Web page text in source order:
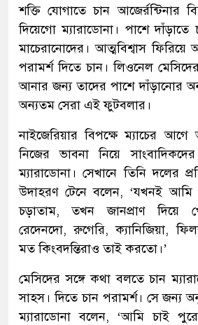
শক্তি যোগাতে চান আজের্রন্টিনার
দিয়েগো ম্যারাডোনা। পাশে
মাচেরানোদের। আত্মবিশ্বাস
পরামর্শ দিতে চান। লিওনেল
আনার জন্য তাদের পাশে দাঁড়ানোর
অন্যতম সেরা এই ফুটবলার।
নাইজেরিয়ার বিপক্ষে ম্যাচের আগে
নিজের ভাবনা নিয়ে
ম্যারাডোনা। সেখানে তিনি দলের
উদাহরণ টেনে বলেন, ‘যখনই আমি
চড়াতাম, তখন জানপ্রাণ দিয়ে
রেদেনদো, রুগেরি, ক্যানিজিয়া,
মত কিংবদন্তিরাও তাই করতো।’
মেসিদের সঙ্গে কথা বলতে চান
সাহস। দিতে চান পরামর্শ। সে জন্য
ম্যারাডোনা বলেন, ‘আমি চাই